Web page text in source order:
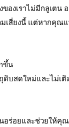
องเราไม่มีกลูเตน
มเสี่ยงนี้ แต่หากคุ
ขึ้น
บสดใหม่และไม่เติ
อร่อยและช่วยให้คุ